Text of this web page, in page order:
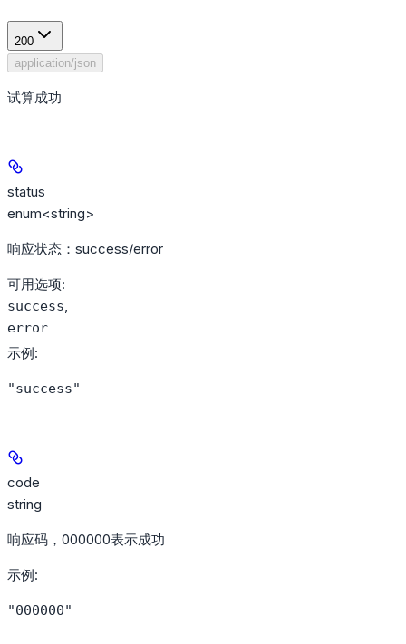
200
application/json
试算成功
status
enum<string>
响应状态：success/error
可用选项:
success,
error
示例:
"success"
code
string
响应码，000000表示成功
示例:
"000000"